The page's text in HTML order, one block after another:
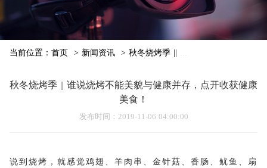
当前位置： 首页 > 新闻资讯 > 秋冬烧烤季 || 谁说烧烤不能美貌与
秋冬烧烤季 || 谁说烧烤不能美貌与健康并存，点开收获健康
美食！
发布时间 ：2019-11-06 04:00:00
说到烧烤，就感觉鸡翅、羊肉串、金针菇、香肠、鱿鱼、扇